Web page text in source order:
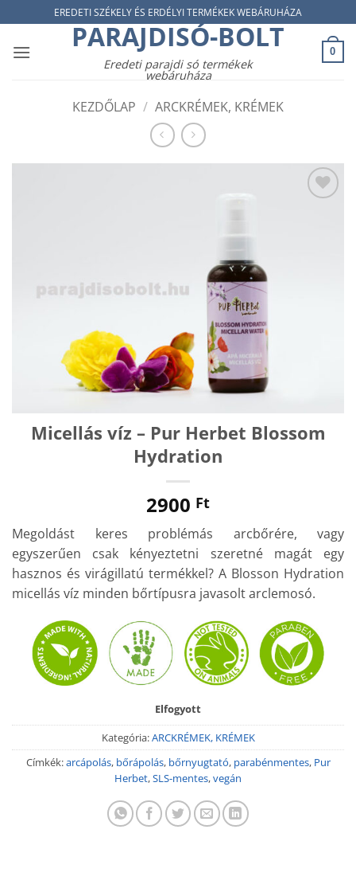
to
content
EREDETI SZÉKELY ÉS ERDÉLYI TERMÉKEK WEBÁRUHÁZA
PARAJDISÓ-BOLT
Eredeti parajdi só termékek
webáruháza
0
KEZDŐLAP / ARCKRÉMEK, KRÉMEK
Micellás víz – Pur Herbet Blossom
Hydration
2900 Ft
Megoldást keres problémás arcbőrére, vagy
egyszerűen csak kényeztetni szeretné magát egy
hasznos és virágillatú termékkel? A Blosson Hydration
micellás víz minden bőrtípusra javasolt arclemosó.
Elfogyott
Kategória:ARCKRÉMEK, KRÉMEK
Címkék:arcápolás, bőrápolás, bőrnyugtató, parabénmentes, Pur
Herbet,SLS-mentes,vegán